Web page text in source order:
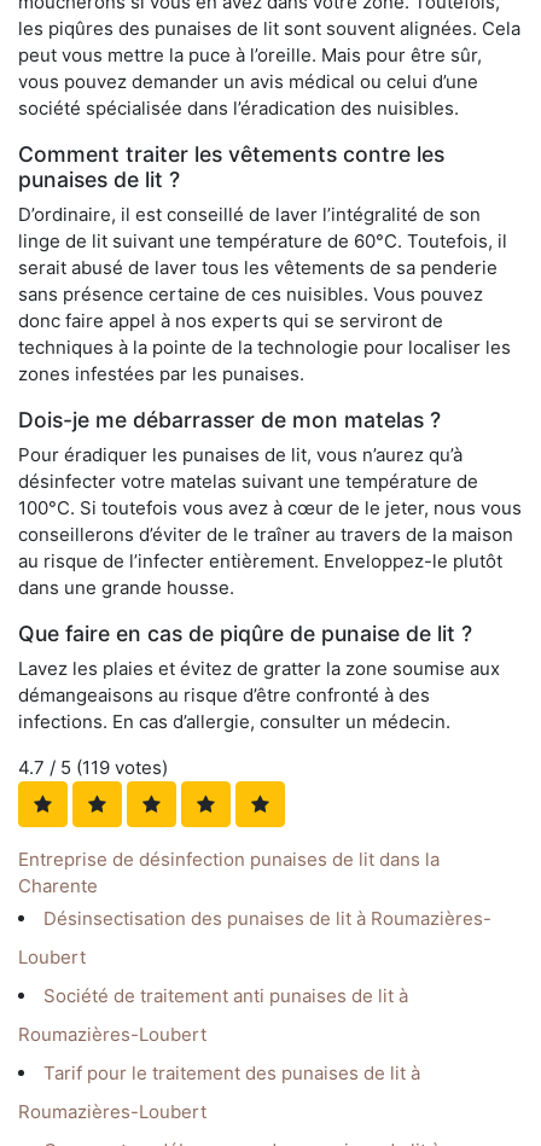
les piqûres des punaises de lit sont souvent alignées. Cela
peut vous mettre la puce à l’oreille. Mais pour être sûr,
vous pouvez demander un avis médical ou celui d’une
société spécialisée dans l’éradication des nuisibles.
Comment traiter les vêtements contre les
punaises de lit ?
D’ordinaire, il est conseillé de laver l’intégralité de son
linge de lit suivant une température de 60°C. Toutefois, il
serait abusé de laver tous les vêtements de sa penderie
sans présence certaine de ces nuisibles. Vous pouvez
donc faire appel à nos experts qui se serviront de
techniques à la pointe de la technologie pour localiser les
zones infestées par les punaises.
Dois-je me débarrasser de mon matelas ?
Pour éradiquer les punaises de lit, vous n’aurez qu’à
désinfecter votre matelas suivant une température de
100°C. Si toutefois vous avez à cœur de le jeter, nous vous
conseillerons d’éviter de le traîner au travers de la maison
au risque de l’infecter entièrement. Enveloppez-le plutôt
dans une grande housse.
Que faire en cas de piqûre de punaise de lit ?
Lavez les plaies et évitez de gratter la zone soumise aux
démangeaisons au risque d’être confronté à des
infections. En cas d’allergie, consulter un médecin.
4.7 / 5 (119 votes)
Entreprise de désinfection punaises de lit dans la
Charente
Désinsectisation des punaises de lit à Roumazières-
Loubert
Société de traitement anti punaises de lit à
Roumazières-Loubert
Tarif pour le traitement des punaises de lit à
Roumazières-Loubert